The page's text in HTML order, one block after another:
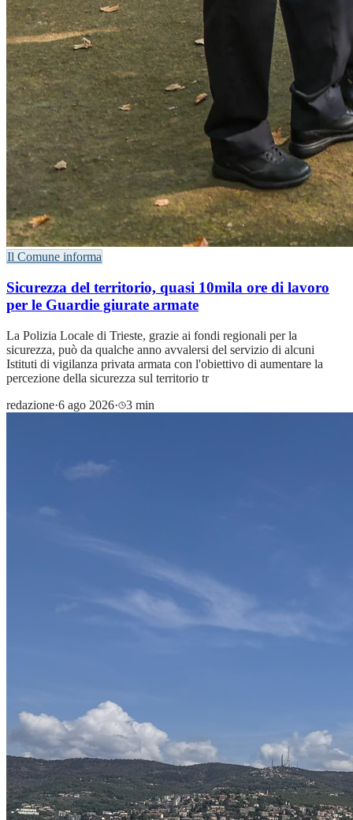
Il Comune informa
Sicurezza del territorio, quasi 10mila ore di lavoro
per le Guardie giurate armate
La Polizia Locale di Trieste, grazie ai fondi regionali per la
sicurezza, può da qualche anno avvalersi del servizio di alcuni
Istituti di vigilanza privata armata con l'obiettivo di aumentare la
percezione della sicurezza sul territorio tr
redazione·6 ago 2026· 3 min